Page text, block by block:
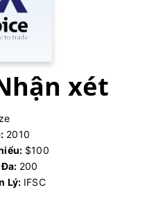
xét
2010
$100
200
Lý: IFSC